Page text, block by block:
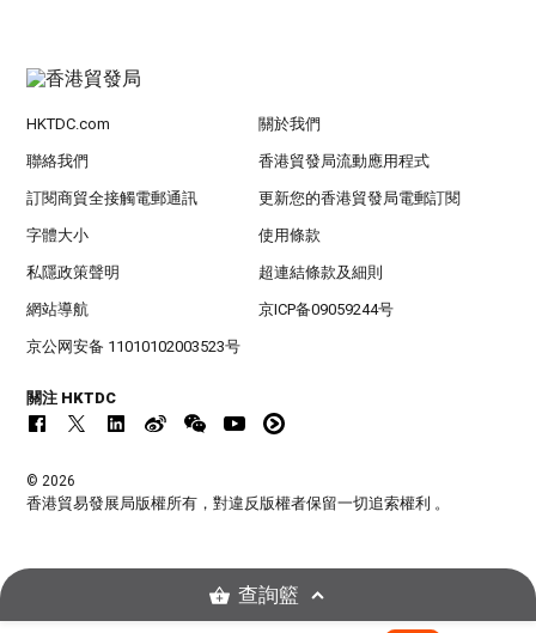
HKTDC.com 關於我們
聯絡我們 香港貿發局流動應用程式
訂閱商貿全接觸電郵通訊 更新您的香港貿發局電郵訂閱
字體大小 使用條款
私隱政策聲明 超連結條款及細則
網站導航 京ICP备09059244号
京公网安备 11010102003523号
關注 HKTDC
© 2026
香港貿易發展局版權所有，對違反版權者保留一切追索權利 。
查詢籃